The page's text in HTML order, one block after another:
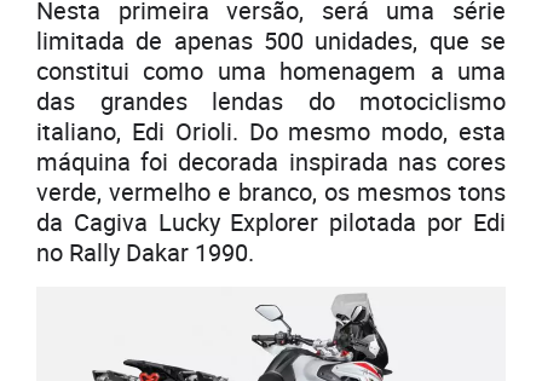
Nesta primeira versão, será uma série
limitada de apenas 500 unidades, que se
constitui como uma homenagem a uma
das grandes lendas do motociclismo
italiano, Edi Orioli. Do mesmo modo, esta
máquina foi decorada inspirada nas cores
verde, vermelho e branco, os mesmos tons
da Cagiva Lucky Explorer pilotada por Edi
no Rally Dakar 1990.